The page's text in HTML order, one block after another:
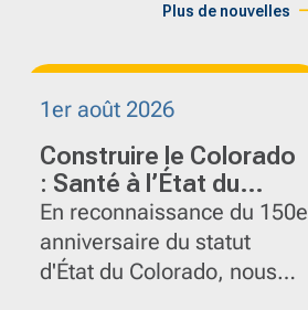
Plus de nouvelles
1er août 2026
Construire le Colorado
: Santé à l’État du
centenaire
En reconnaissance du 150e
anniversaire du statut
d'État du Colorado, nous